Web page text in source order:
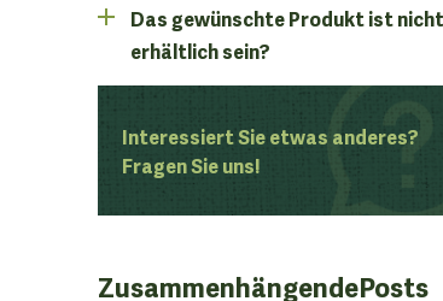
Das gewünschte Produkt ist
erhältlich sein?
Interessiert Sie etwas anderes?
Fragen Sie uns!
ZusammenhängendePosts